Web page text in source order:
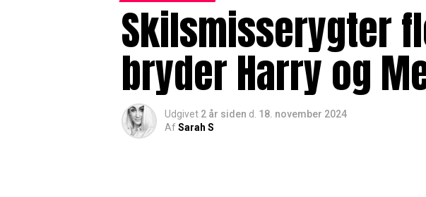
Skilsmisserygter
bryder Harry og
Udgivet 2 år siden d. 18. november 2024
AfSarah S